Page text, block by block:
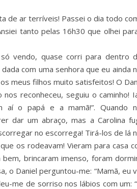
de ar terríveis! Passei o dia todo
tanto pelas 16h30 que olhei
vendo, quase corri para dentro
com uma senhora que eu ainda
meus filhos muito satisfeitos! O
reconheceu, seguiu o caminho!
aí o papá e a mamã!”. Quando
dar um abraço, mas a Carolina
no escorrega! Tirá-los de lá
os rodeavam! Vieram para casa
brincaram imenso, foram
o Daniel perguntou-me: “Mamã, eu
me de sorriso nos lábios com um: